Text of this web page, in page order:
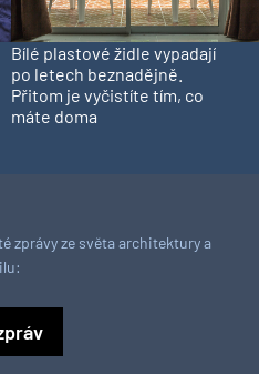
Bílé plastové židle vypadají
po letech beznadějně.
Přitom je vyčistíte tím, co
máte doma
zprávy ze světa architektury a